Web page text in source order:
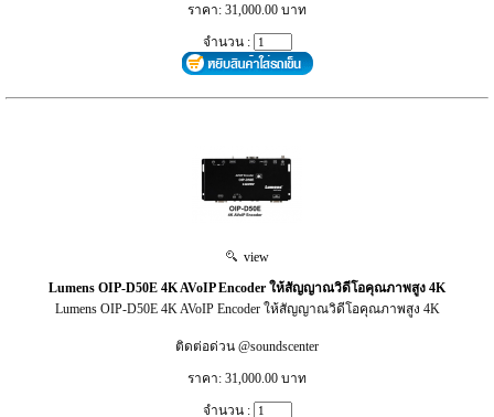
ราคา: 31,000.00 บาท
จำนวน :
view
Lumens OIP-D50E 4K AVoIP Encoder ให้สัญญาณวิดีโอคุณภาพสูง 4K
Lumens OIP-D50E 4K AVoIP Encoder ให้สัญญาณวิดีโอคุณภาพสูง 4K
ติดต่อด่วน @soundscenter
ราคา: 31,000.00 บาท
จำนวน :